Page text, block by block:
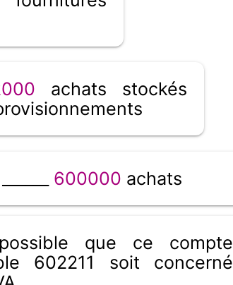
achats stockés
600000 achats
que ce compte
602211 soit concerné